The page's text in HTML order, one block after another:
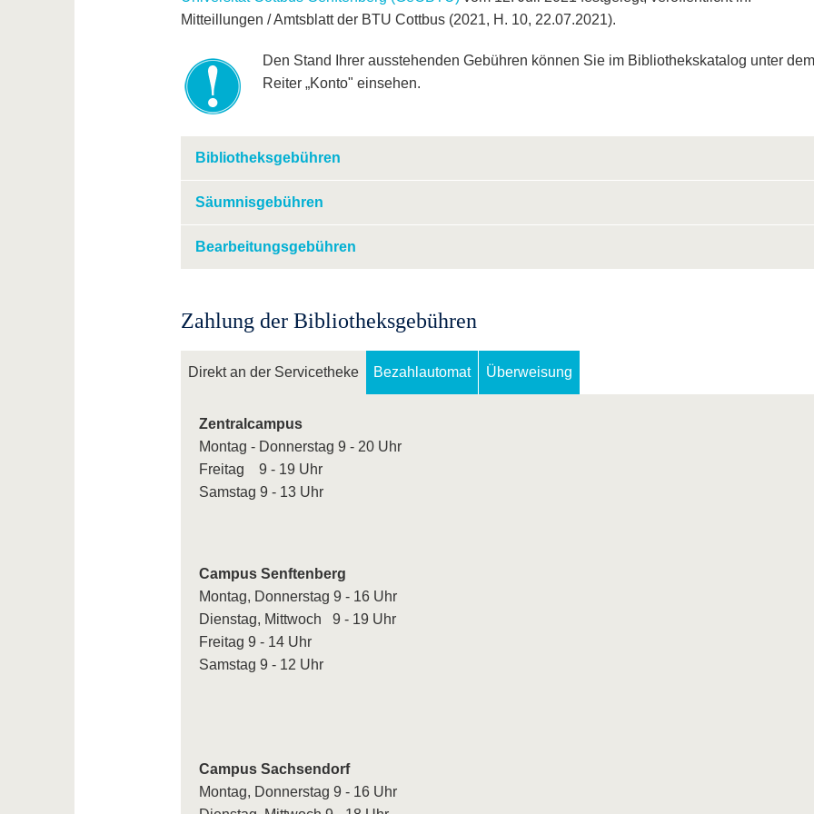
Mitteillungen / Amtsblatt der BTU Cottbus (2021, H. 10, 22.07.2021).
Den Stand Ihrer ausstehenden Gebühren können Sie im Bibliothekskatalog unter dem
Reiter „Konto" einsehen.
Bibliotheksgebühren
Säumnisgebühren
Bearbeitungsgebühren
Zahlung der Bibliotheksgebühren
Direkt an der Servicetheke Bezahlautomat Überweisung
Zentralcampus
Montag - Donnerstag 9 - 20 Uhr
Freitag 9 - 19 Uhr
Samstag 9 - 13 Uhr
Campus Senftenberg
Montag, Donnerstag 9 - 16 Uhr
Dienstag, Mittwoch 9 - 19 Uhr
Freitag 9 - 14 Uhr
Samstag 9 - 12 Uhr
Campus Sachsendorf
Montag, Donnerstag 9 - 16 Uhr